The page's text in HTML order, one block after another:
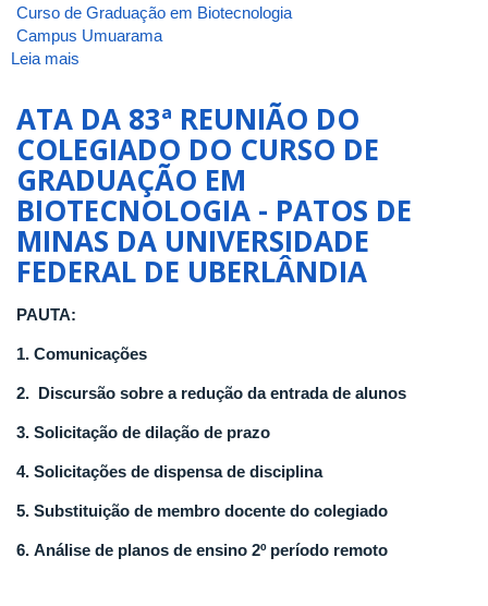
Curso de Graduação em Biotecnologia
Campus Umuarama
Leia mais
Pessoal
UFU
Nº
1836,
de
20
de
março
ATA DA 83ª REUNIÃO DO
COLEGIADO DO CURSO DE
GRADUAÇÃO EM
BIOTECNOLOGIA - PATOS DE
MINAS DA UNIVERSIDADE
FEDERAL DE UBERLÂNDIA
PAUTA:
1. Comunicações
2. Discursão sobre a redução da entrada de alunos
3. Solicitação de dilação de prazo
4. Solicitações de dispensa de disciplina
5. Substituição de membro docente do colegiado
6. Análise de planos de ensino 2º período remoto